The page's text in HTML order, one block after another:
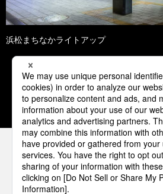
浜松まちなかライトアップ
1 2 3 4
パナソニックの電気設備